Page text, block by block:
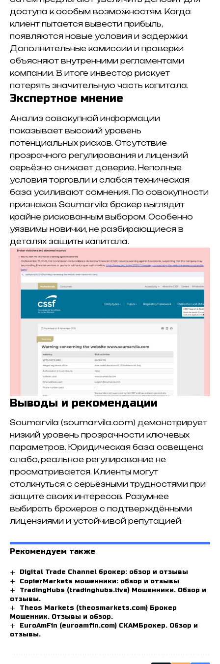
доступа к особым возможностям. Когда
клиент пытается вывести прибыль,
появляются новые условия и задержки.
Дополнительные комиссии и проверки
объясняют внутренними регламентами
компании. В итоге инвестор рискует
потерять значительную часть капитала.
Экспертное мнение
Анализ совокупной информации
показывает высокий уровень
потенциальных рисков. Отсутствие
прозрачного регулирования и лицензий
серьёзно снижает доверие. Неполные
условия торговли и слабая техническая
база усиливают сомнения. По совокупности
признаков Soumarvila брокер выглядит
крайне рискованным выбором. Особенно
уязвимы новички, не разбирающиеся в
деталях защиты капитала.
Выводы и рекомендации
Soumarvila (soumarvila.com) демонстрирует
низкий уровень прозрачности ключевых
параметров. Юридическая база освещена
слабо, реальное регулирование не
просматривается. Клиенты могут
столкнуться с серьёзными трудностями при
защите своих интересов. Разумнее
выбирать брокеров с подтверждёнными
лицензиями и устойчивой репутацией.
Рекомендуем также
Digital Trade Channel брокер: обзор и отзывы
CopierMarkets мошенники: обзор и отзывы
TradingHubs (tradinghubs.live) Мошенники. Обзор и
отзывы.
Theos Markets (theosmarkets.com) Брокер
Мошенник. Отзывы и обзор.
EuroAmFin (euroamfin.com) СКАМБрокер. Обзор и
отзывы.